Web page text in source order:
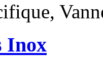
Inox